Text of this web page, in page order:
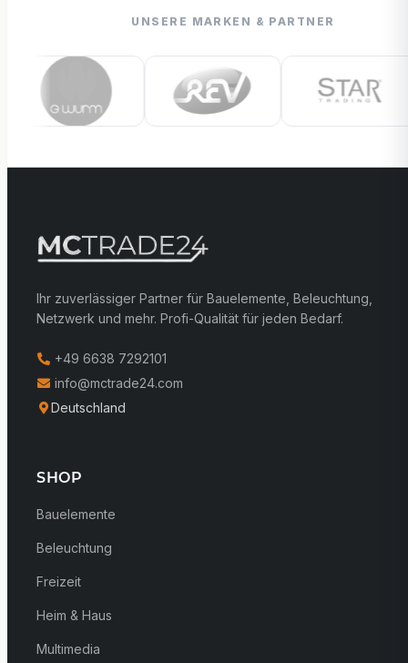
UNSERE MARKEN & PARTNER
Ihr zuverlässiger Partner für Bauelemente, Beleuchtung,
Netzwerk und mehr. Profi-Qualität für jeden Bedarf.
+49 6638 7292101
info@mctrade24.com
Deutschland
SHOP
Bauelemente
Beleuchtung
Freizeit
Heim & Haus
Multimedia